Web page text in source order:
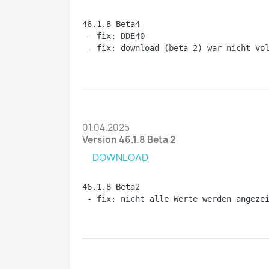
46.1.8 Beta4
- fix: DDE40
- fix: download (beta 2) war nicht
01.04.2025
Version 46.1.8 Beta 2
DOWNLOAD
46.1.8 Beta2
- fix: nicht alle Werte werden